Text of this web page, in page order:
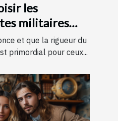
les
militaires
et que la rigueur du
primordial pour ceux...